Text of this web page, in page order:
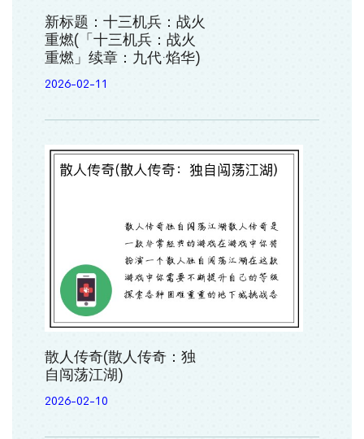
新标题：十三机兵：战火
重燃(「十三机兵：战火
重燃」续章：九代·焰华)
2026-02-11
散人传奇(散人传奇：独
自闯荡江湖)
2026-02-10